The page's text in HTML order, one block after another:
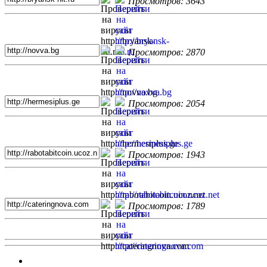
Просмотров: 2870
Просмотров: 2054
Просмотров: 1943
Просмотров: 1789